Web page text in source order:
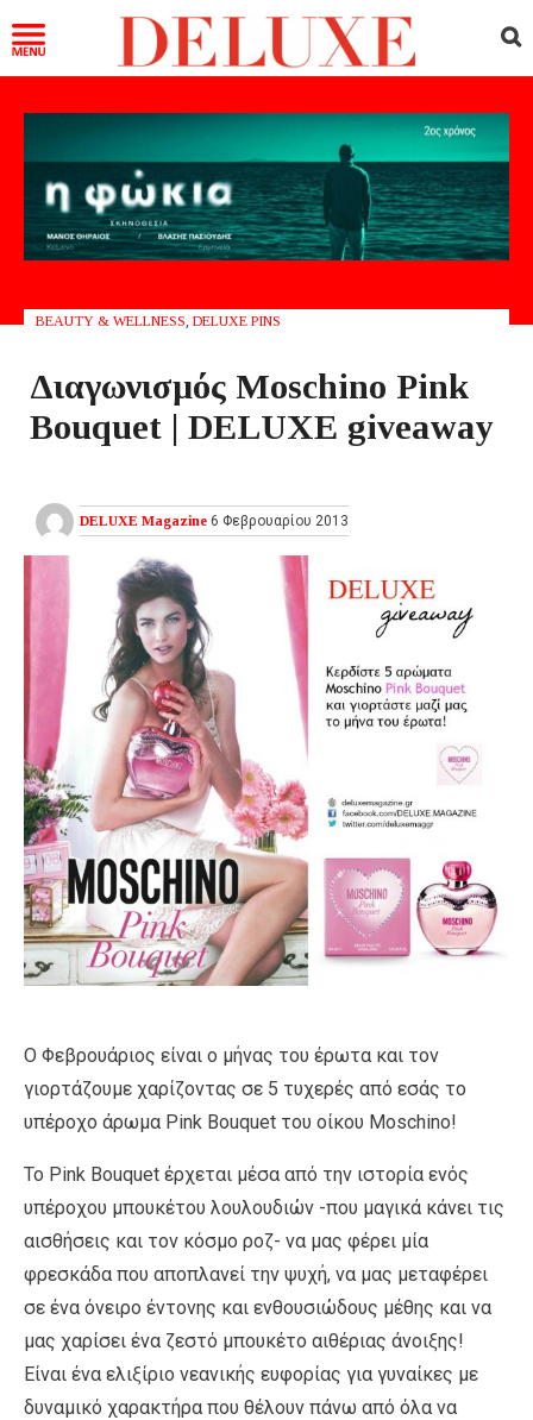
BEAUTY & WELLNESS DELUXE PINS
Διαγωνισμός Moschino Pink
Bouquet | DELUXE giveaway
DELUXE Magazine 6 Φεβρουαρίου 2013
Ο Φεβρουάριος είναι ο μήνας του έρωτα και τον
γιορτάζουμε χαρίζοντας σε 5 τυχερές από εσάς το
υπέροχο άρωμα Pink Bouquet του οίκου Moschino!
Το Pink Bouquet έρχεται μέσα από την ιστορία ενός
υπέροχου μπουκέτου λουλουδιών -που μαγικά κάνει τις
αισθήσεις και τον κόσμο ροζ- να μας φέρει μία
φρεσκάδα που αποπλανεί την ψυχή, να μας μεταφέρει
σε ένα όνειρο έντονης και ενθουσιώδους μέθης και να
μας χαρίσει ένα ζεστό μπουκέτο αιθέριας άνοιξης!
Είναι ένα ελιξίριο νεανικής ευφορίας για γυναίκες με
δυναμικό χαρακτήρα που θέλουν πάνω από όλα να